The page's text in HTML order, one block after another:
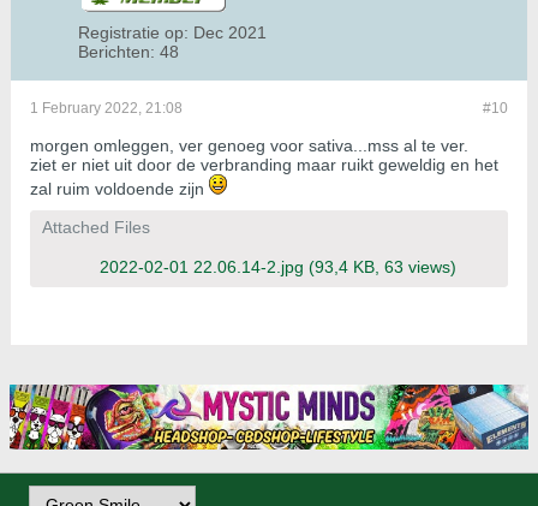
Registratie op: Dec 2021
Berichten: 48
#10
1 February 2022, 21:08
morgen omleggen, ver genoeg voor sativa...mss al te ver.
ziet er niet uit door de verbranding maar ruikt geweldig en het
zal ruim voldoende zijn
Attached Files
2022-02-01 22.06.14-2.jpg (93,4 KB, 63 views)